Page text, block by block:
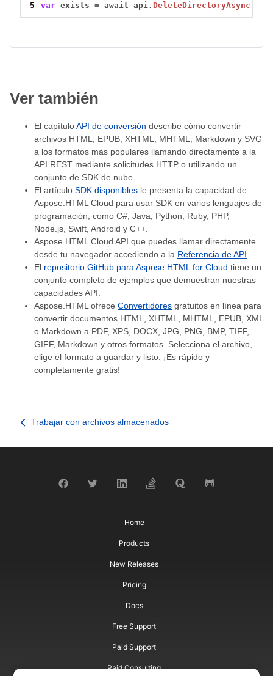
5
var exists = await api.DeleteDirectoryAsync (
Ver también
El capítuloAPI de conversión describe cómo convertir
archivos HTML, EPUB, XHTML, MHTML, Markdown y SVG
a los formatos más populares llamando directamente a la
API REST mediante solicitudes HTTP o utilizando un
conjunto de SDK de nube.
El artículo SDK disponibles le presenta la capacidad de
Aspose.HTML Cloud para usar SDK en varios lenguajes de
programación, como C#, Java, Python, Ruby, PHP,
Node.js, Swift, Android y C++.
Aspose.HTML Cloud API que puedes llamar directamente
desde tu navegador accediendo a la Referencia de API
El repositorio GitHub para Aspose.HTML for Cloud tiene un
conjunto completo de ejemplos que demuestran nuestras
capacidades API.
Aspose.HTML ofrece Convertidores gratuitos en línea para
convertir documentos HTML, XHTML, MHTML, EPUB, XML
o Markdown a PDF, XPS, DOCX, JPG, PNG, BMP, TIFF,
GIFF, Markdown y otros formatos. Selecciona el archivo,
elige el formato a guardar y listo. ¡Es rápido y
completamente gratis!
Trabajar con archivos almacenados
Home
Products
New Releases
Pricing
Docs
Free Support
Paid Support
Paid Consulting